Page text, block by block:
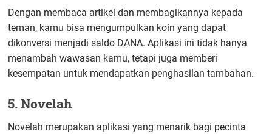
Dengan membaca artikel dan membagikannya kepada
teman, kamu bisa mengumpulkan koin yang dapat
dikonversi menjadi saldo DANA. Aplikasi ini tidak hanya
menambah wawasan kamu, tetapi juga memberi
kesempatan untuk mendapatkan penghasilan tambahan.
5. Novelah
Novelah merupakan aplikasi yang menarik bagi pecinta